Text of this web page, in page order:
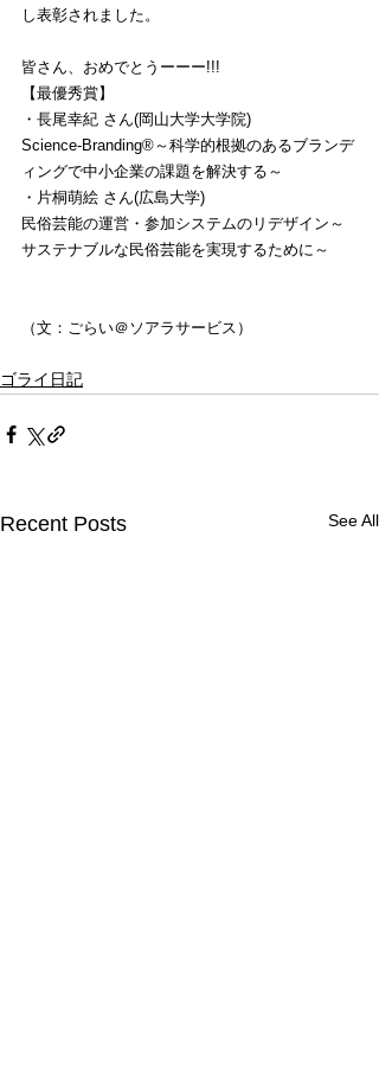
し表彰されました。
皆さん、おめでとうーーー!!!
【最優秀賞】
・長尾幸紀 さん(岡山大学大学院)
Science-Branding®～科学的根拠のあるブランデ
ィングで中小企業の課題を解決する～
・片桐萌絵 さん(広島大学)
民俗芸能の運営・参加システムのリデザイン～
サステナブルな民俗芸能を実現するために～
（文：ごらい＠ソアラサービス）
ゴライ日記
Recent Posts See All